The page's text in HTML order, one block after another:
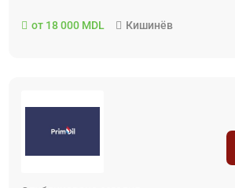
от 18 000 MDL Кишинёв